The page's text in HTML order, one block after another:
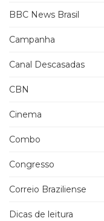
BBC News Brasil
Campanha
Canal Descasadas
CBN
Cinema
Combo
Congresso
Correio Braziliense
Dicas de leitura